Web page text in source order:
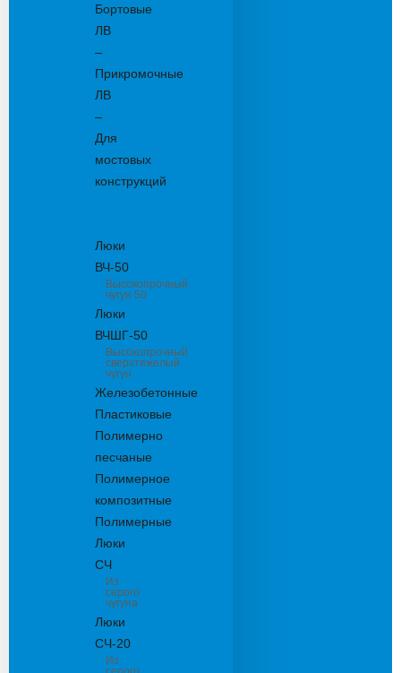
Бортовые
ЛВ
–
Прикромочные
ЛВ
–
Для
мостовых
конструкций
Люки
ВЧ-50
Высокопрочный
чугун 50
Люки
ВЧШГ-50
Высокопрочный
сверхтяжелый
чугун
Железобетонные
Пластиковые
Полимерно
песчаные
Полимерное
композитные
Полимерные
Люки
СЧ
Из
серого
чугуна
Люки
СЧ-20
Из